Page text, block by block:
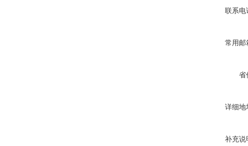
联系电
常用邮
省
详细地
补充说